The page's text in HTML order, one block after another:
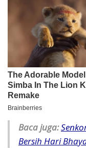
Baca juga:
Bersih Hari